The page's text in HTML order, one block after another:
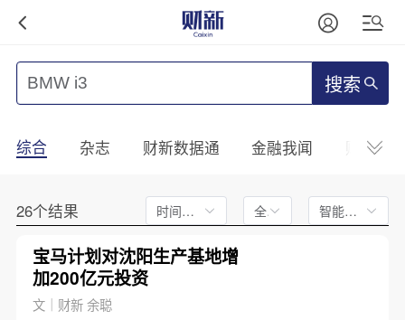
搜索
综合 杂志 财新数据通 金融我闻 财新
26个结果 时间不限 全文 智能排序
宝马计划对沈阳生产基地增
加200亿元投资
文｜财新 余聪